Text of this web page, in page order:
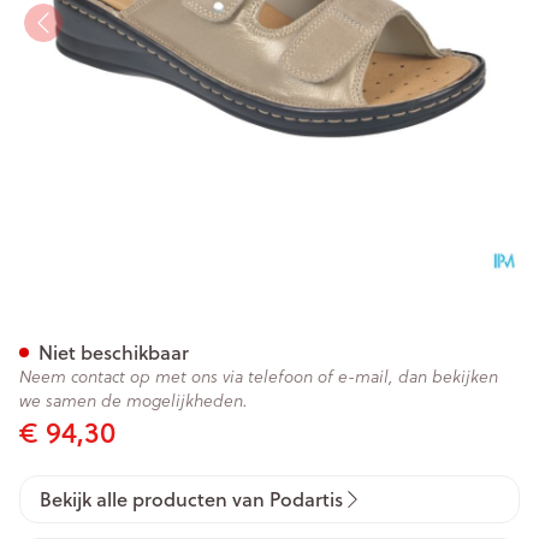
€ 94,30
Niet beschikbaar
Neem contact op met ons via telefoon of e-mail, dan bekijken
we samen de mogelijkheden.
Bekijk alle producten van Podartis